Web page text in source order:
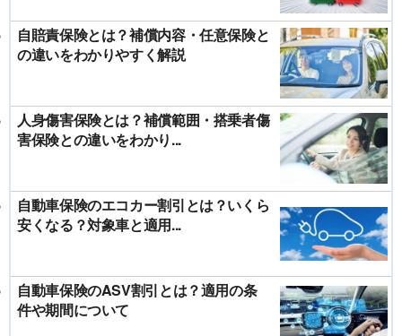
自賠責保険とは？補償内容・任意保険と
の違いをわかりやすく解説
人身傷害保険とは？補償範囲・搭乗者傷
害保険との違いをわかり...
自動車保険のエコカー割引とは？いくら
安くなる？対象車と適用...
自動車保険のASV割引とは？適用の条
件や期間について